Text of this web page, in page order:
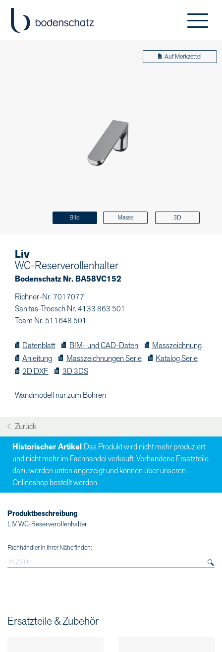
Bild Masse 3D
Auf Merkzettel
Liv
WC-Reserverollenhalter
Bodenschatz Nr. BA58VC152
Richner-Nr. 7017077
Sanitas-Troesch Nr. 4133 863 501
Team Nr. 511648 501
Datenblatt BIM- und CAD-Daten
Masszeichnung
Anleitung
Masszeichnungen Serie
Katalog Serie
2D DXF
3D 3DS
Wandmodell nur zum Bohren
Zurück
Historischer Artikel Das Produkt wird nicht mehr produziert
und nicht mehr im Fachhandel verkauft. Vorhandene Ersatzteile
dazu werden unten angezeigt und können über unseren
Onlineshop bestellt werden.
Produktbeschreibung
LIV WC-Reserverollenhalter
Fachhändler in Ihrer Nähe finden:
Ersatzteile & Zubehör